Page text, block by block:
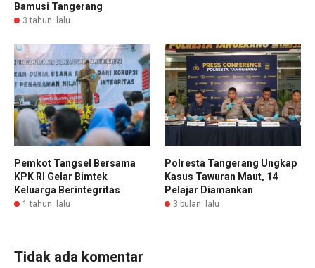
Bamusi Tangerang
3 tahun lalu
Pemkot Tangsel Bersama
KPK RI Gelar Bimtek
Keluarga Berintegritas
1 tahun lalu
Polresta Tangerang Ungkap
Kasus Tawuran Maut, 14
Pelajar Diamankan
3 bulan lalu
Tidak ada komentar